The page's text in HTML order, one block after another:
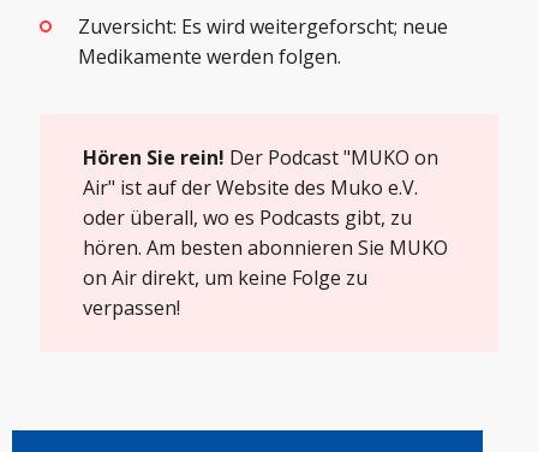
Zuversicht: Es wird weitergeforscht; neue
Medikamente werden folgen.
Hören Sie rein! Der Podcast "MUKO on
Air" ist auf derWebsite des Muko e.V.
oder überall, wo es Podcasts gibt, zu
hören. Am besten abonnieren Sie MUKO
on Air direkt, um keine Folge zu
verpassen!